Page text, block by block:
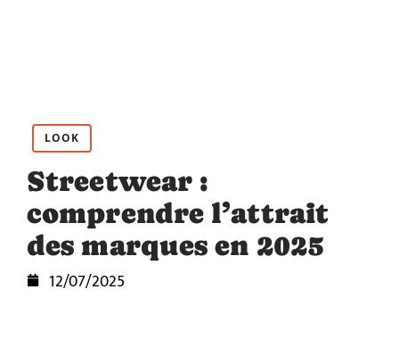
LOOK
Streetwear :
comprendre l’attrait
des marques en 2025
12/07/2025